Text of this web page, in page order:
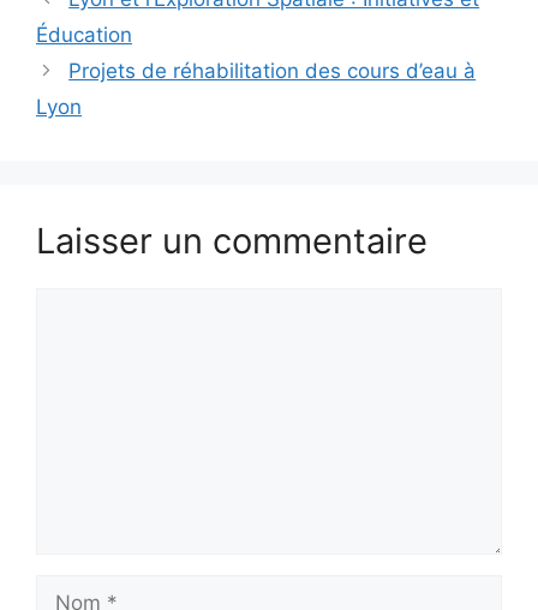
Éducation
Projets de réhabilitation des cours d’eau à
Lyon
Laisser un commentaire
Nom